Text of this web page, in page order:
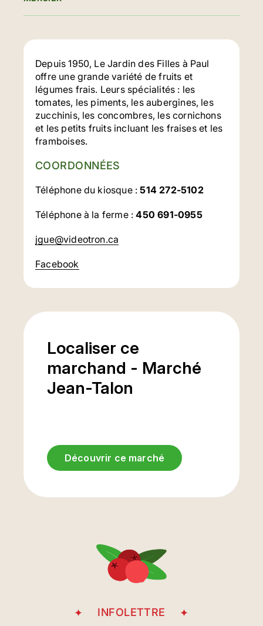
Depuis 1950, Le Jardin des Filles à Paul
offre une grande variété de fruits et
légumes frais. Leurs spécialités : les
tomates, les piments, les aubergines, les
zucchinis, les concombres, les cornichons
et les petits fruits incluant les fraises et les
framboises.
COORDONNÉES
Téléphone du kiosque :514 272-5102
Téléphone à la ferme :450 691-0955
jgue@videotron.ca
Facebook
Localiser ce
marchand - Marché
Jean-Talon
Avenue Casgrain
Découvrir ce marché
INFOLETTRE